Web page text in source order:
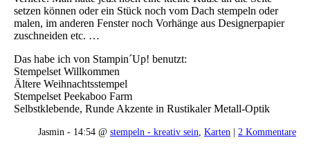
setzen können oder ein Stück noch vom Dach stempeln oder
malen, im anderen Fenster noch Vorhänge aus Designerpapier
zuschneiden etc. …
Das habe ich von Stampin´Up! benutzt:
Stempelset Willkommen
Ältere Weihnachtsstempel
Stempelset Peekaboo Farm
Selbstklebende, Runde Akzente in Rustikaler Metall-Optik
Jasmin - 14:54 @ stempeln - kreativ sein, Karten | 2 Kommentare